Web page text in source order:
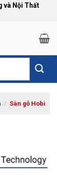
và Nội Thất
/ Sàn gỗ Hobi